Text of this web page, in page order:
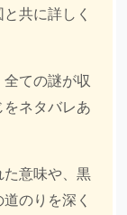
共に詳しく
ての謎が収
ネタバレあ
た意味や、黒
のりを深く